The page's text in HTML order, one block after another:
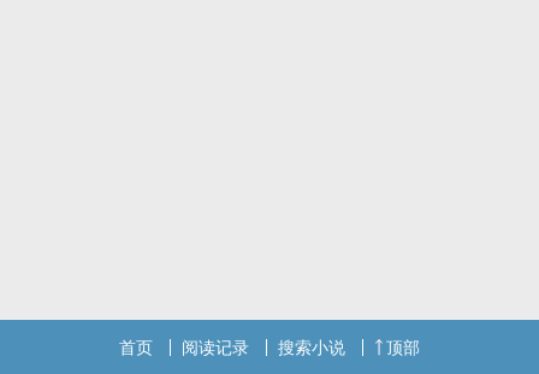
首页 阅读记录 搜索小说 顶部